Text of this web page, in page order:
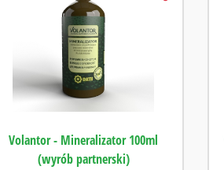
Volantor - Mineralizator 100ml
(wyrób partnerski)